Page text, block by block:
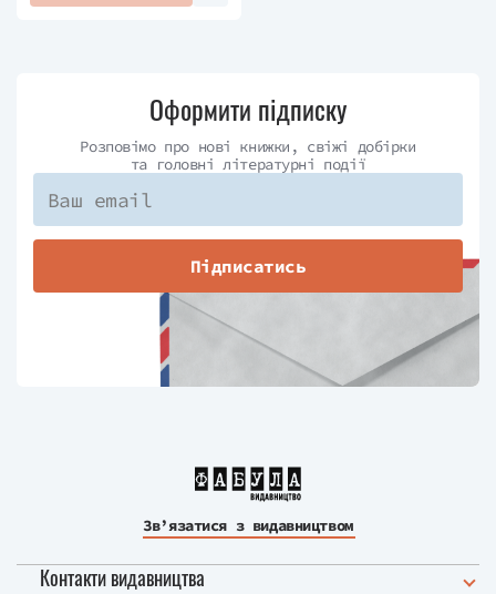
Оформити підписку
Розповімо про нові книжки, свіжі добірки
та головні літературні події
Підписатись
Зв’язатися з видавництвом
Контакти видавництва